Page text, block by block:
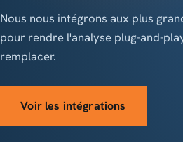
Nous nous intégrons aux plus
pour rendre l'analyse plug-and-
remplacer.
Voir les intégrations